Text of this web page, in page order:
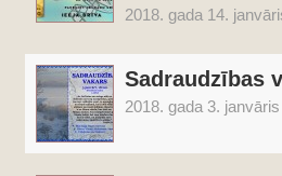
2018. gada 14.
Sadraudzības
2018. gada 3. janvāris